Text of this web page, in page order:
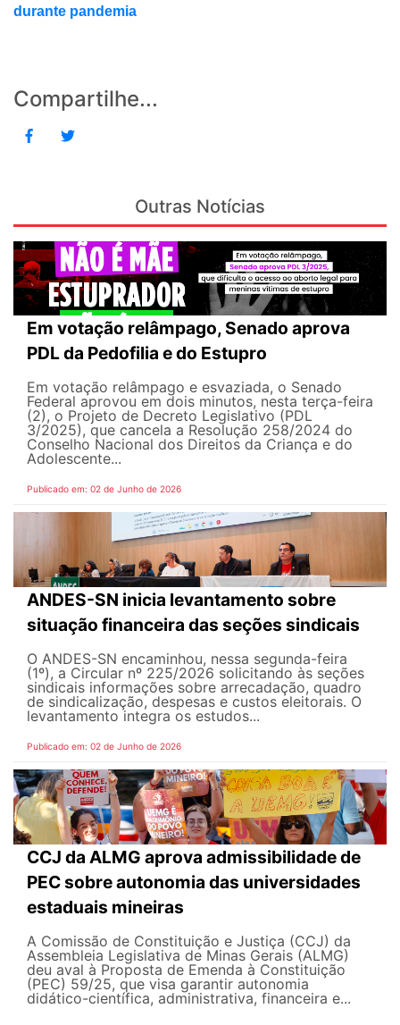
durante pandemia
Compartilhe...
Outras Notícias
Em votação relâmpago, Senado aprova
PDL da Pedofilia e do Estupro
Em votação relâmpago e esvaziada, o Senado
Federal aprovou em dois minutos, nesta terça-feira
(2), o Projeto de Decreto Legislativo (PDL
3/2025), que cancela a Resolução 258/2024 do
Conselho Nacional dos Direitos da Criança e do
Adolescente...
Publicado em: 02 de Junho de 2026
ANDES-SN inicia levantamento sobre
situação financeira das seções sindicais
O ANDES-SN encaminhou, nessa segunda-feira
(1º), a Circular nº 225/2026 solicitando às seções
sindicais informações sobre arrecadação, quadro
de sindicalização, despesas e custos eleitorais. O
levantamento integra os estudos...
Publicado em: 02 de Junho de 2026
CCJ da ALMG aprova admissibilidade de
PEC sobre autonomia das universidades
estaduais mineiras
A Comissão de Constituição e Justiça (CCJ) da
Assembleia Legislativa de Minas Gerais (ALMG)
deu aval à Proposta de Emenda à Constituição
(PEC) 59/25, que visa garantir autonomia
didático-científica, administrativa, financeira e...